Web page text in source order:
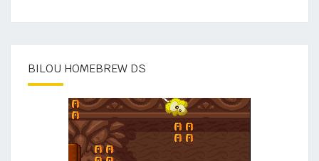
BILOU HOMEBREW DS